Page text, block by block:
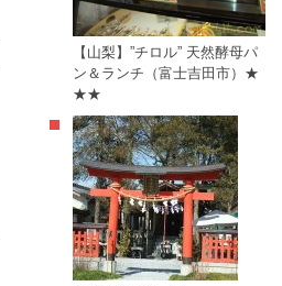
【山梨】”チロル” 天然酵母パ
ン＆ランチ（富士吉田市）★
★★